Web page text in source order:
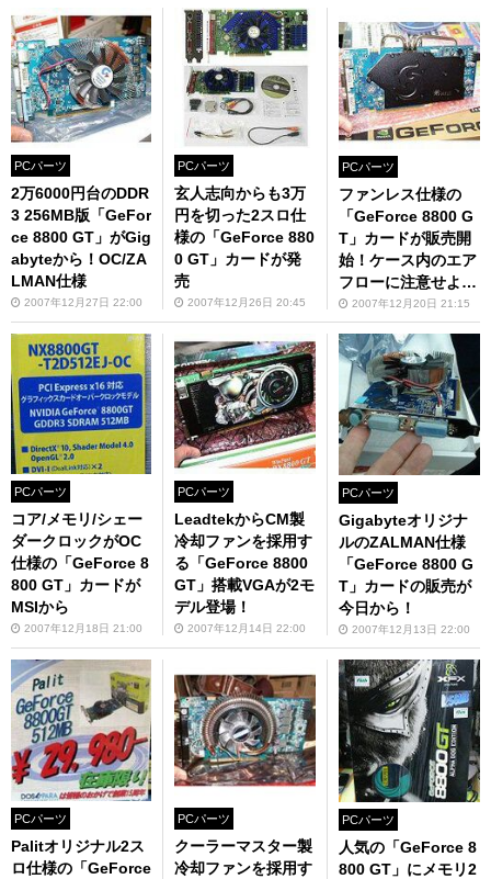
PCパーツ
2万6000円台のDDR
3 256MB版「GeFor
ce 8800 GT」がGig
abyteから！OC/ZA
LMAN仕様
2007年12月27日 22:00
PCパーツ
玄人志向からも3万
円を切った2スロ仕
様の「GeForce 880
0 GT」カードが発
売
2007年12月26日 20:45
PCパーツ
ファンレス仕様の
「GeForce 8800 G
T」カードが販売開
始！ケース内のエア
フローに注意せよ！
2007年12月20日 21:15
PCパーツ
コア/メモリ/シェー
ダークロックがOC
仕様の「GeForce 8
800 GT」カードが
MSIから
2007年12月18日 21:00
PCパーツ
LeadtekからCM製
冷却ファンを採用す
る「GeForce 8800
GT」搭載VGAが2モ
デル登場！
2007年12月14日 22:00
PCパーツ
Gigabyteオリジナ
ルのZALMAN仕様
「GeForce 8800 G
T」カードの販売が
今日から！
2007年12月13日 22:00
PCパーツ
Palitオリジナル2ス
ロ仕様の「GeForce
PCパーツ
クーラーマスター製
冷却ファンを採用す
PCパーツ
人気の「GeForce 8
800 GT」にメモリ2